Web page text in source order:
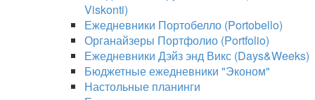
Viskonti)
Ежедневники Портобелло (Portobello)
Органайзеры Портфолио (Portfolio)
Ежедневники Дэйз энд Викс (Days&Weeks)
Бюджетные ежедневники "Эконом"
Настольные планинги